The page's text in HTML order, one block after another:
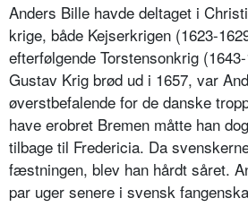
Anders Bille havde deltaget i
krige, både Kejserkrigen (1623-
efterfølgende Torstensonkrig
Gustav Krig brød ud i 1657, var
øverstbefalende for de danske
have erobret Bremen måtte han
tilbage til Fredericia. Da
fæstningen, blev han hårdt såret.
par uger senere i svensk